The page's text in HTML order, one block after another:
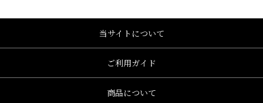
当サイトについて
ご利用ガイド
商品について